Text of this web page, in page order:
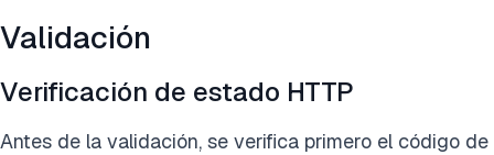
Validación
Verificación de estado HTTP
Antes de la validación, se verifica primero el código de